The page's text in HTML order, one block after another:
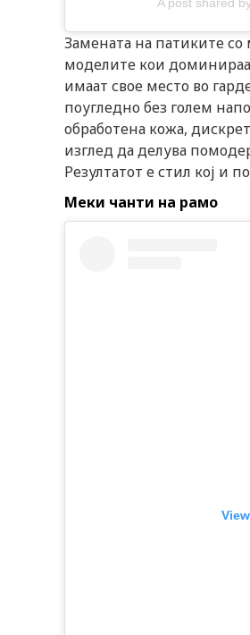
Замената на патиките
моделите кои
имаат свое место во
поугледно без голем
обработена кожа,
изглед да делува
Резултатот е стил кој и
Меки чанти на рамо